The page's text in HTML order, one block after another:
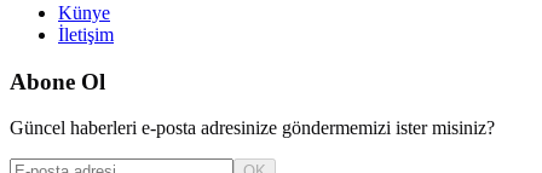
Künye
İletişim
Abone Ol
Güncel haberleri e-posta adresinize göndermemizi ister misiniz?